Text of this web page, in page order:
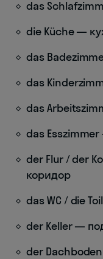
das
die Küche —
das
das
das
das
der Flur / der
коридор
das WC / die
der Keller —
der